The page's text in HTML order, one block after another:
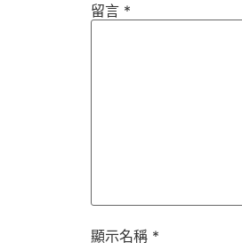
留言 *
顯示名稱 *